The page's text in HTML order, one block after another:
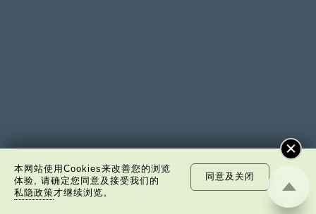
本网站使用Cookies来改善您的浏览
体验, 请确定您同意及接受我们的
私隐政策才继续浏览。
同意及关闭